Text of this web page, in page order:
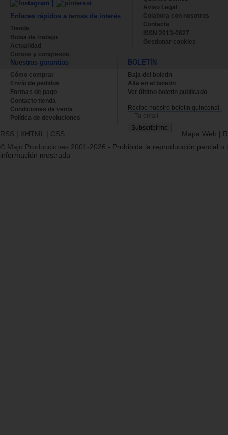
|
Enlaces rápidos a temas de interés
Tienda
Bolsa de trabajo
Actualidad
Cursos y congresos
Aviso Legal
Colabora con nosotros
Contacta
ISSN 2013-0627
Gestionar cookies
Nuestras garantías
Cómo comprar
Envío de pedidos
Formas de pago
Contacto tienda
Condiciones de venta
Política de devoluciones
BOLETÍN
Baja del boletin
Alta en el boletin
Ver último boletin publicado
Recibe nuestro boletín quincenal.
RSS | XHTML | CSS Mapa Web |
© Majo Producciones 2001-2026 - Prohibida la reproducción parcial o
información mostrada